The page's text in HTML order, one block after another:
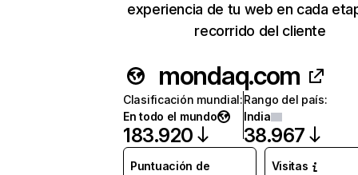
experiencia de tu web en cada
recorrido del cliente
mondaq.com
Clasificación mundial:
En todo el mundo
183.920
Rango del país:
India
38.967
Puntuación de
Visitas